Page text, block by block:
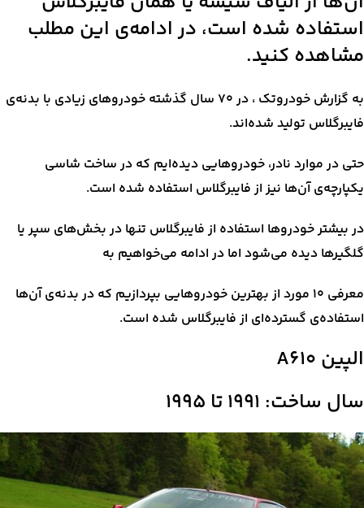
استفاده شده است، در ادامه‌ی این مطلب
مشاهده کنید.
به گزارش خودروتک ، در ۷۰ سال گذشته خودروهای زیادی با بدنه‌ی
فایبرگلاس تولید شده‌اند.
حتی در موارد نادر، خودروهایی دیده‌ایم که در ساخت شاسی
یکپارچه‌ی آن‌ها نیز از فایبرگلاس استفاده شده است.
در بیشتر خودروها استفاده از فایبرگلاس تنها در بخش‌های سپر یا
گلگیرها دیده می‌شود اما در ادامه می‌خواهیم به
معرفی ۱۰ مورد از بهترین خودروهایی بپردازیم که در بدنه‌ی آن‌ها
استفاده‌ی گسترده‌ای از فایبرگلاس شده است.
الپین A610
سال ساخت: ۱۹۹۱ تا ۱۹۹۵